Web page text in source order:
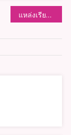
แหล่งเรียนรู้ด้านการจัดการขยะมูลฝอย